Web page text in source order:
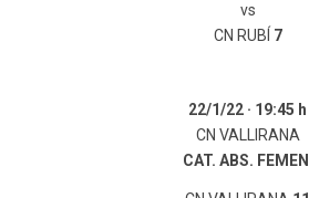
vs
CN RUBÍ 7
22/1/22 · 19:45 h
CN VALLIRANA
CAT. ABS. FEMENÍ